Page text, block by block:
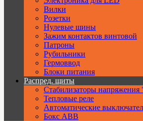
Вилки
Розетки
Нулевые шины
Зажим контактов винтовой
Патроны
Рубильники
Гермоввод
Блоки питания
Распред. щиты
Стабилизаторы
Тепловые реле
Автоматические
Бокс ABB